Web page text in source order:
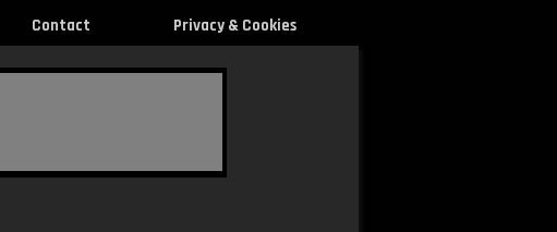
Contact Privacy & Cookies